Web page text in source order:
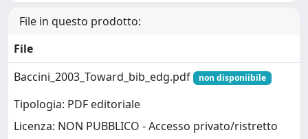
File in questo prodotto:
File
Baccini_2003_Toward_bib_edg.pdf
non disponiibile
Tipologia: PDF editoriale
Licenza: NON PUBBLICO - Accesso privato/ristretto